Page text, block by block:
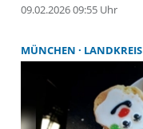
09.02.2026 09:55 Uhr
MÜNCHEN LANDKREIS